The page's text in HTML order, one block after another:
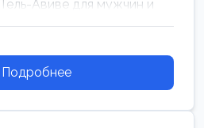
Авиве для мужчин и
Подробнее